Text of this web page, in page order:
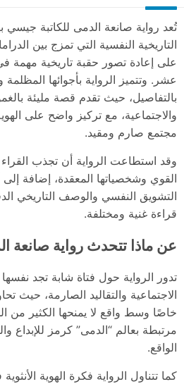
تُعد رواية صانعة الدمى للكاتبة جيسي
التاريخية النفسية التي تمزج بين
على إعادة تصور حقبة تاريخية مهمة
عشر. وتتميز الرواية بأجوائها
بالتفاصيل، حيث تقدم قصة مليئة
والاجتماعية، مع تركيز واضح على
مجتمع صارم ومقيد.
وقد استطاعت الرواية أن تجذب
القوي وشخصياتها المعقدة، إضافة إلى
التشويق النفسي والوصف التاريخي
قراءة غنية ومختلفة.
عن ماذا تتحدث رواية صانعة
تدور الرواية حول فتاة شابة تجد
الاجتماعية والتقاليد الصارمة، حيث
خاصًا وسط واقع لا يمنحها الكثير من
مرتبطة بعالم “الدمى” كرمز للإبداع
الواقع.
كما تتناول الرواية فكرة الهوية